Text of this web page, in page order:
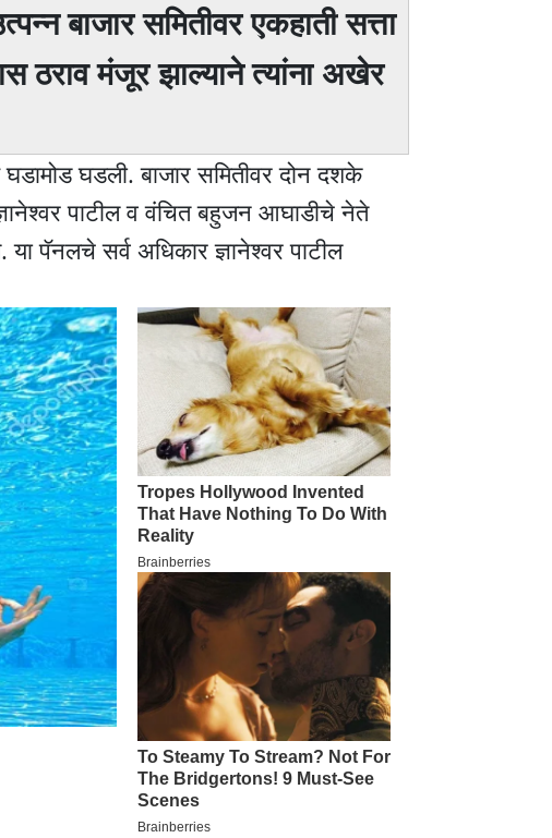
बाजार समितीवर एकहाती सत्ता
ठराव मंजूर झाल्याने त्यांना अखेर
घडामोड घडली. बाजार समितीवर दोन दशके
पाटील व वंचित बहुजन आघाडीचे नेते
पॅनलचे सर्व अधिकार ज्ञानेश्वर पाटील